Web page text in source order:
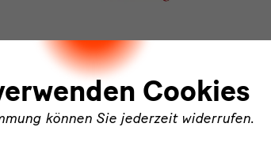
Cookies
können Sie jederzeit widerrufen.